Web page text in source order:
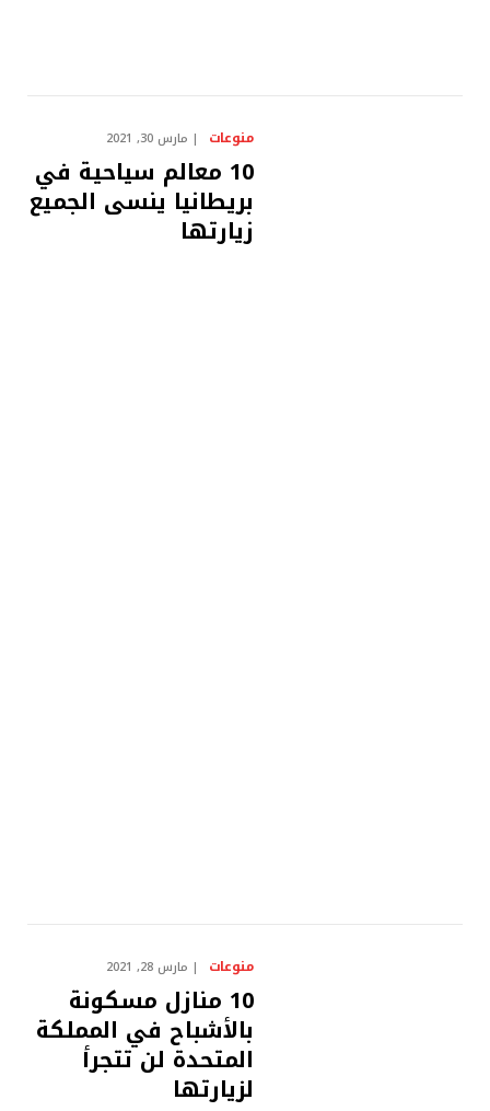
منوعات مارس 30, 2021
10 معالم سياحية في
بريطانيا ينسى الجميع
زيارتها
منوعات مارس 28, 2021
10 منازل مسكونة
بالأشباح في المملكة
المتحدة لن تتجرأ
لزيارتها